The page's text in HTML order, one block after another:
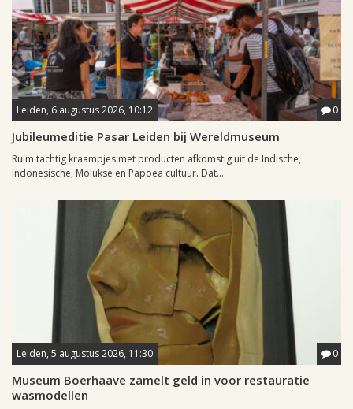
Leiden, 6 augustus 2026, 10:12 0
Jubileumeditie Pasar Leiden bij Wereldmuseum
Ruim tachtig kraampjes met producten afkomstig uit de Indische,
Indonesische, Molukse en Papoea cultuur. Dat...
Leiden, 5 augustus 2026, 11:30 0
Museum Boerhaave zamelt geld in voor restauratie
wasmodellen